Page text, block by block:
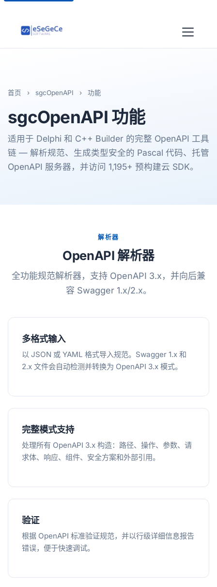
首页 › sgcOpenAPI › 功能
sgcOpenAPI 功能
适用于 Delphi 和 C++ Builder 的完整 OpenAPI 工具
链 — 解析规范、生成类型安全的 Pascal 代码、托管
OpenAPI 服务器，并访问 1,195+ 预构建云 SDK。
解析器
OpenAPI 解析器
全功能规范解析器，支持 OpenAPI 3.x，并向后兼
容 Swagger 1.x/2.x。
多格式输入
以 JSON 或 YAML 格式导入规范。Swagger 1.x 和
2.x 文件会自动检测并转换为 OpenAPI 3.x 模式。
完整模式支持
处理所有 OpenAPI 3.x 构造：路径、操作、参数、请
求体、响应、组件、安全方案和外部引用。
验证
根据 OpenAPI 标准验证规范，并以行级详细信息报告
错误，便于快速调试。